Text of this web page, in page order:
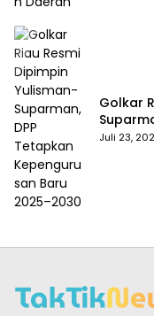
Golkar
Baru
Juli 23,